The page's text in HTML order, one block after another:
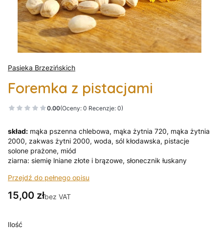
Pasieka Brzezińskich
Foremka z pistacjami
0.00(Oceny: 0 Recenzje: 0)
skład: mąka pszenna chlebowa, mąka żytnia 720, mąka żytnia
2000, zakwas żytni 2000, woda, sól kłodawska, pistacje
solone prażone, miód
ziarna: siemię lniane złote i brązowe, słonecznik łuskany
Przejdź do pełnego opisu
Cena
15,00 złbez VAT
Ilość